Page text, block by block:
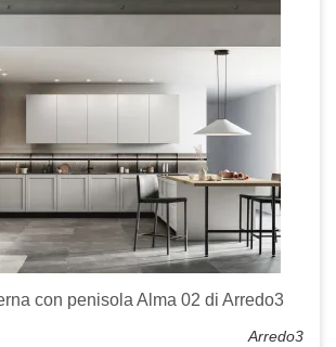
con penisola Alma 02 di Arredo3
Arredo3